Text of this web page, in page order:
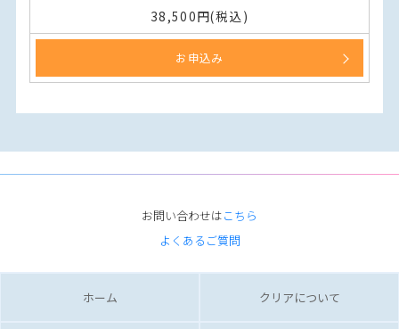
38,500円(税込)
お申込み
お問い合わせはこちら
よくあるご質問
ホーム クリアについて